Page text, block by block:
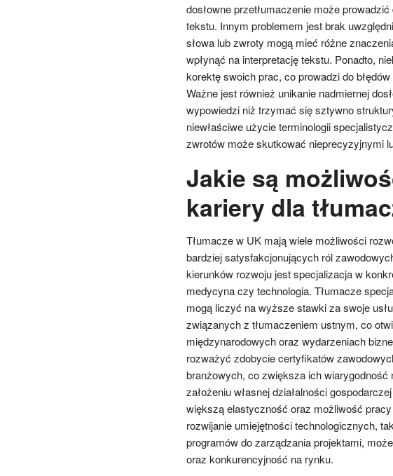
dosłowne przetłumaczenie może
tekstu. Innym problemem jest brak
słowa lub zwroty mogą mieć różne
wpłynąć na interpretację tekstu. Ponadto,
korektę swoich prac, co prowadzi do
Ważne jest również unikanie nadmiernej
wypowiedzi niż trzymać się sztywno
niewłaściwe użycie terminologii
zwrotów może skutkować nieprecyzyjnymi
Jakie są
kariery dla
Tłumacze w UK mają wiele możliwości
bardziej satysfakcjonujących ról
kierunków rozwoju jest specjalizacja w
medycyna czy technologia. Tłumacze
mogą liczyć na wyższe stawki za swoje
związanych z tłumaczeniem ustnym, co
międzynarodowych oraz wydarzeniach
rozważyć zdobycie certyfikatów
branżowych, co zwiększa ich
założeniu własnej działalności
większą elastyczność oraz możliwość
rozwijanie umiejętności technologicznych,
programów do zarządzania projektami,
oraz konkurencyjność na rynku.